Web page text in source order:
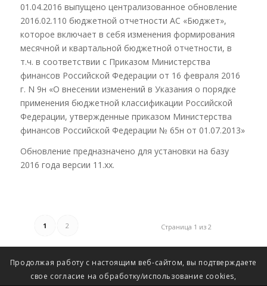
01.04.2016 выпущено централизованное обновление
2016.02.110 бюджетной отчетности АС «Бюджет»,
которое включает в себя изменения формирования
месячной и квартальной бюджетной отчетности, в
т.ч. в соответствии с Приказом Министерства
финансов Российской Федерации от 16 февраля 2016
г. N 9н «О внесении изменений в Указания о порядке
применения бюджетной классификации Российской
Федерации, утвержденные приказом Министерства
финансов Российской Федерации № 65н от 01.07.2013»
Обновление предназначено для установки на базу
2016 года версии 11.хх.
Страница 1 из 2
1 2
Продолжая работу с настоящим веб-сайтом, вы подтверждаете
свое согласие на обработку/использование cookies,